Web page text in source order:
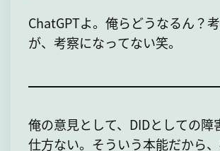
ChatGPTよ。俺らどうなるん？
が、考察になってない笑。
俺の意見として、DIDとしての障
仕方ない。そういう本能だから